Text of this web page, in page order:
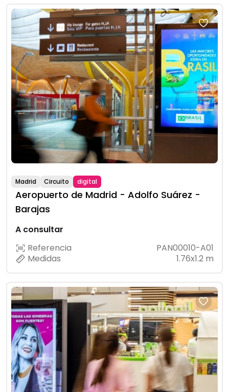
Madrid Circuito digital
Aeropuerto de Madrid - Adolfo Suárez -
Barajas
A consultar
Referencia
PAN00010-A01
Medidas
1.76x1.2 m